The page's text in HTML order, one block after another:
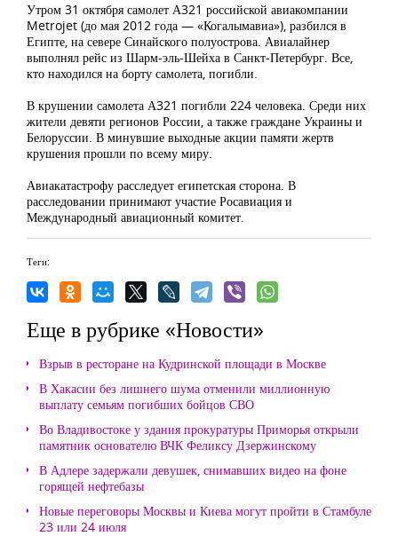
Утром 31 октября самолет А321 российской авиакомпании
Metrojet (до мая 2012 года — «Когалымавиа»), разбился в
Египте, на севере Синайского полуострова. Авиалайнер
выполнял рейс из Шарм-эль-Шейха в Санкт-Петербург. Все,
кто находился на борту самолета, погибли.
В крушении самолета А321 погибли 224 человека. Среди них
жители девяти регионов России, а также граждане Украины и
Белоруссии. В минувшие выходные акции памяти жертв
крушения прошли по всему миру.
Авиакатастрофу расследует египетская сторона. В
расследовании принимают участие Росавиация и
Международный авиационный комитет.
Теги:
Еще в рубрике «Новости»
Взрыв в ресторане на Кудринской площади в Москве
В Хакасии без лишнего шума отменили миллионную
выплату семьям погибших бойцов СВО
Во Владивостоке у здания прокуратуры Приморья открыли
памятник основателю ВЧК Феликсу Дзержинскому
В Адлере задержали девушек, снимавших видео на фоне
горящей нефтебазы
Новые переговоры Москвы и Киева могут пройти в Стамбуле
23 или 24 июля